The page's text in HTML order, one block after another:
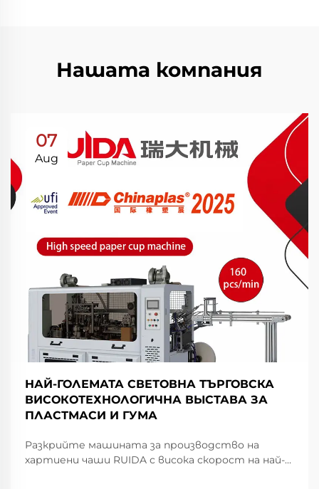
Нашата компания
07
Aug
НАЙ-ГОЛЕМАТА СВЕТОВНА ТЪРГОВСКА
ВИСОКОТЕХНОЛОГИЧНА ВЫСТАВА ЗА
ПЛАСТМАСИ И ГУМА
Разкрийте машината за производство на
хартиени чаши RUIDA с висока скорост на най-